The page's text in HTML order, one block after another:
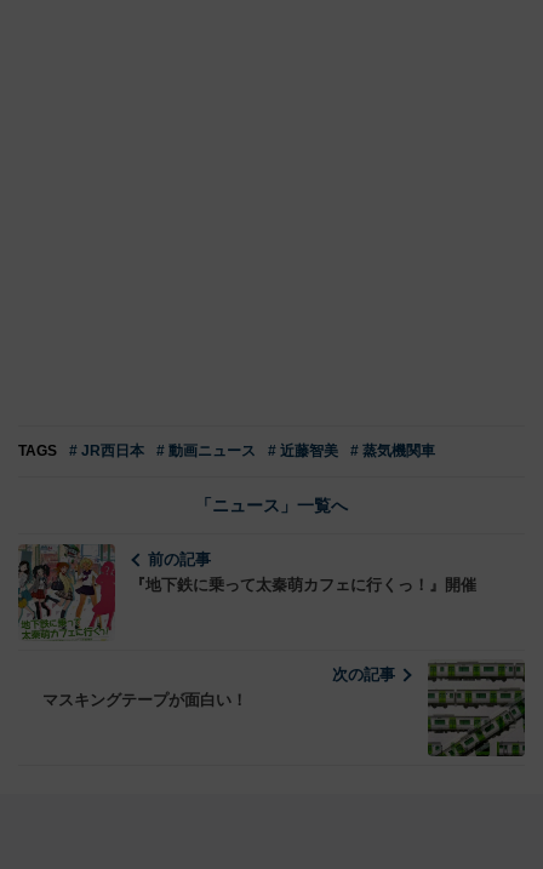
TAGS # JR西日本 # 動画ニュース # 近藤智美 # 蒸気機関車
「ニュース」一覧へ
前の記事
『地下鉄に乗って太秦萌カフェに行くっ！』開催
次の記事
マスキングテープが面白い！